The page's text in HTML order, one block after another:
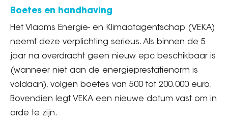
Boetes en handhaving
Het Vlaams Energie- en Klimaatagentschap (VEKA)
neemt deze verplichting serieus. Als binnen de 5
jaar na overdracht geen nieuw epc beschikbaar is
(wanneer niet aan de energieprestatienorm is
voldaan), volgen boetes van 500 tot 200.000 euro.
Bovendien legt VEKA een nieuwe datum vast om in
orde te zijn.